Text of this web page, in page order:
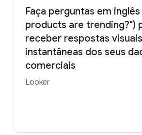
Faça perguntas em
products are trending?")
receber respostas visuais
instantâneas dos seus
comerciais
Looker